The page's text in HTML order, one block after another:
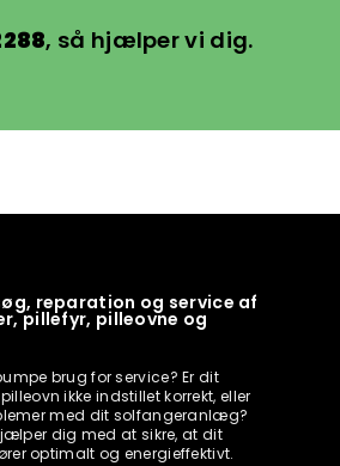
, så hjælper vi dig.
reparation og service af
pillefyr, pilleovne og
brug for service? Er dit
ikke indstillet korrekt, eller
med dit solfangeranlæg?
dig med at sikre, at dit
optimalt og energieffektivt.